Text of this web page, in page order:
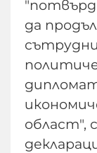
да
област",